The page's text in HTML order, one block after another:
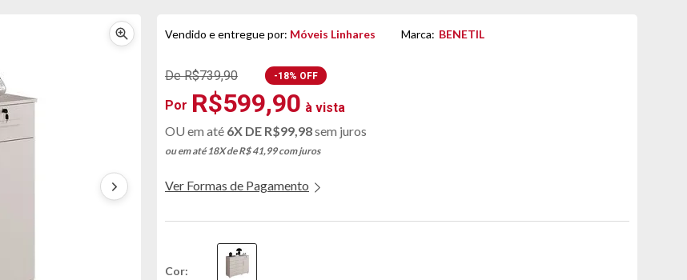
Vendido e entregue por: Móveis Linhares Marca: BENETIL
De R$739,90
R$599,90
-18% OFF
6X DE R$99,98sem juros
ou em até 18X de R$ 41,99com juros
Ver Formas de Pagamento
Cor